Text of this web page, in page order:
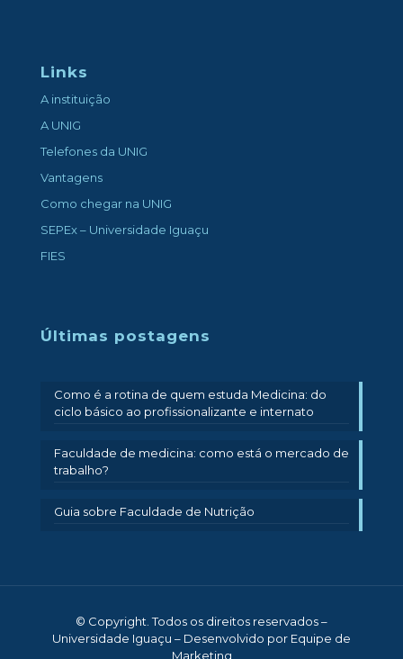
Links
A instituição
A UNIG
Telefones da UNIG
Vantagens
Como chegar na UNIG
SEPEx – Universidade Iguaçu
FIES
Últimas postagens
Como é a rotina de quem estuda Medicina: do
ciclo básico ao profissionalizante e internato
Faculdade de medicina: como está o mercado de
trabalho?
Guia sobre Faculdade de Nutrição
© Copyright. Todos os direitos reservados –
Universidade Iguaçu – Desenvolvido por Equipe de
Marketing